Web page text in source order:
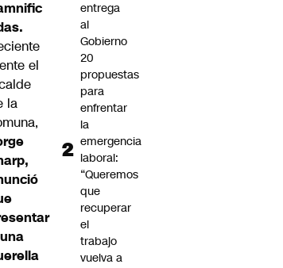
el
la
entrega
al
Gobierno
20
propuestas
para
enfrentar
la
emergencia
laboral:
“Queremos
que
recuperar
el
trabajo
vuelva a